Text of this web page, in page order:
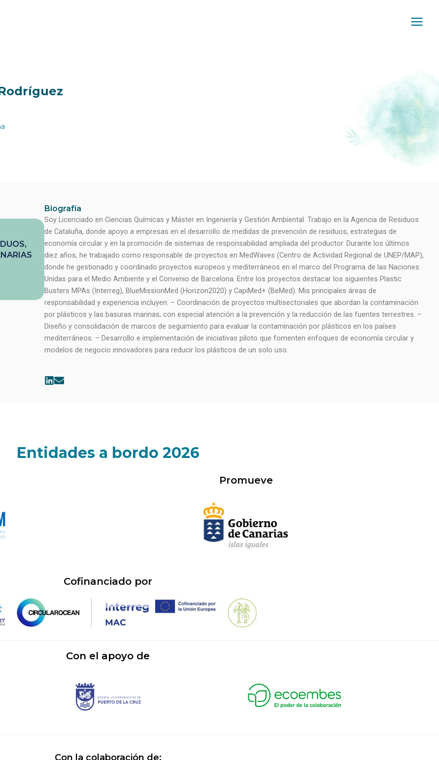
Biografía
Soy Licenciado en Ciencias Químicas y Máster en Ingeniería y Gestión Ambiental. Trabajo en la Agencia de Residuos
de Cataluña, donde apoyo a empresas en el desarrollo de medidas de prevención de residuos, estrategias de
economía circular y en la promoción de sistemas de responsabilidad ampliada del productor. Durante los últimos
diez años, he trabajado como responsable de proyectos en MedWaves (Centro de Actividad Regional de UNEP/MAP),
donde he gestionado y coordinado proyectos europeos y mediterráneos en el marco del Programa de las Naciones
Unidas para el Medio Ambiente y el Convenio de Barcelona. Entre los proyectos destacar los siguientes Plastic
Busters MPAs (Interreg), BlueMissionMed (Horizon2020) y CapiMed+ (BeMed). Mis principales áreas de
responsabilidad y experiencia incluyen: – Coordinación de proyectos multisectoriales que abordan la contaminación
por plásticos y las basuras marinas, con especial atención a la prevención y la reducción de las fuentes terrestres. –
Diseño y consolidación de marcos de seguimiento para evaluar la contaminación por plásticos en los países
mediterráneos. – Desarrollo e implementación de iniciativas piloto que fomenten enfoques de economía circular y
modelos de negocio innovadores para reducir los plásticos de un solo uso.
L
n
E
e
Entidades a bordo 2026
Promueve
Cofinanciado por
Con el apoyo de
Con la colaboración de: